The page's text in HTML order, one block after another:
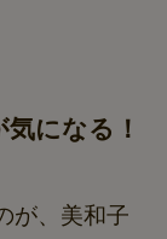
になる！
が、美和子